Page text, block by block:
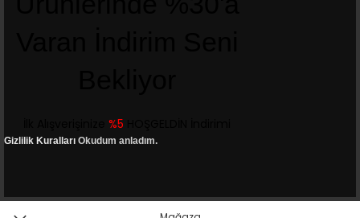
İlk Alışverişinize%5
Gizlilik Kuralları Okudum anladım.